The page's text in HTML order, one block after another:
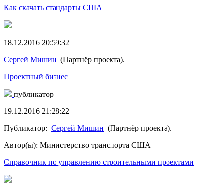
Как скачать стандарты США
18.12.2016 20:59:32
Сергей Мишин (Партнёр проекта).
Проектный бизнес
публикатор
19.12.2016 21:28:22
Публикатор: Сергей Мишин (Партнёр проекта).
Автор(ы): Министерство транспорта США
Справочник по управлению строительными проектами